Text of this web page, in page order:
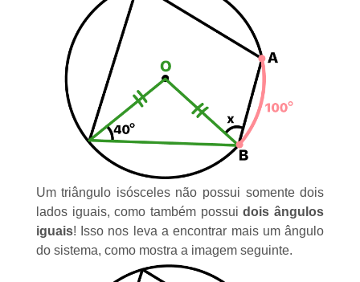
Um triângulo isósceles não possui somente dois
lados iguais, como também possuidois ângulos
iguais! Isso nos leva a encontrar mais um ângulo
do sistema, como mostra a imagem seguinte.